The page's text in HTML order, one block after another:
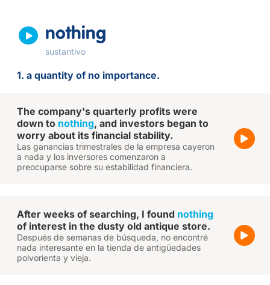
nothing
sustantivo
1. a quantity of no importance.
The company's quarterly profits were
down to nothing, and investors began to
worry about its financial stability.
Las ganancias trimestrales de la empresa cayeron
a nada y los inversores comenzaron a
preocuparse sobre su estabilidad financiera.
After weeks of searching, I found nothing
of interest in the dusty old antique store.
Después de semanas de búsqueda, no encontré
nada interesante en la tienda de antigüedades
polvorienta y vieja.